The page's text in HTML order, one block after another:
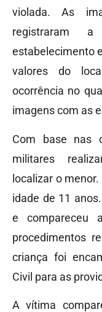
violada. As
registraram
estabelecimento
valores do
ocorrência no
imagens com as
Com base nas
militares
localizar o
idade de 11
e compareceu
procedimentos
criança foi
Civil para as
A vítima